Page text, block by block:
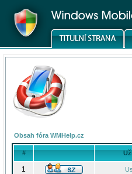
Obsah fóra WMHelp.cz
#
1